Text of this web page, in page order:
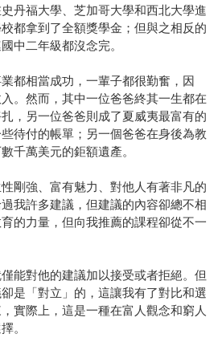
丹福大學、芝加哥大學和西北大學進
都拿到了全額獎學金；但與之相反的
中二年級都沒念完。
都相當成功，一輩子都很勤奮，因
。然而，其中一位爸爸終其一生都在
，另一位爸爸則成了夏威夷最富有的
待付的帳單；另一個爸爸在身後為教
千萬美元的鉅額遺產。
剛強、富有魅力、對他人有著非凡的
我許多建議，但建議的內容卻總不相
的力量，但向我推薦的課程卻從不一
能對他的建議加以接受或者拒絕。但
是「對立」的，這讓我有了對比和選
實際上，這是一種在富人觀念和窮人
。